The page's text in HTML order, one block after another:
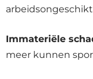
Immateriële
meer kunnen